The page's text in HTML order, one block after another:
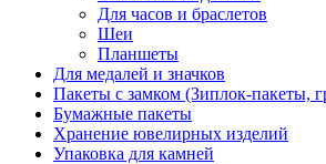
Для часов и браслетов
Шеи
Планшеты
Для медалей и значков
Пакеты с замком (Зиплок-пакеты,
Бумажные пакеты
Хранение ювелирных изделий
Упаковка для камней